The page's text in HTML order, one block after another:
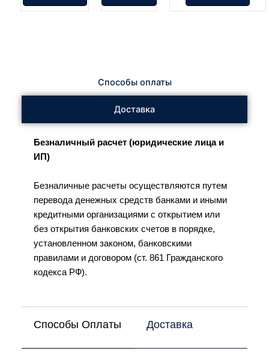
Способы оплаты
Доставка
Безналичный расчет (юридические лица и
ИП)
Безналичные расчеты осуществляются путем
перевода денежных средств банками и иными
кредитными организациями с открытием или
без открытия банковских счетов в порядке,
установленном законом, банковскими
правилами и договором (ст. 861 Гражданского
кодекса РФ).
Способы Оплаты Доставка